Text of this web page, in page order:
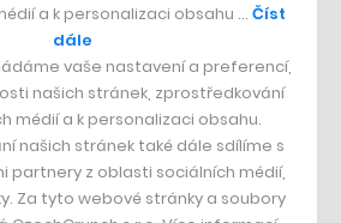
Sdíleno přes Youtube
a k personalizaci obsahu … Číst
dále
vaše nastavení a preferencí,
našich stránek, zprostředkování
médií a k personalizaci obsahu.
našich stránek také dále sdílíme s
partnery z oblasti sociálních médií,
Za tyto webové stránky a soubory